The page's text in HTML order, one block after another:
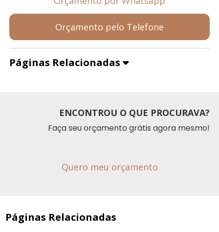
Orçamento pelo Telefone
Páginas Relacionadas
ENCONTROU O QUE PROCURAVA?
Faça seu orçamento grátis agora mesmo!
Quero meu orçamento
Páginas Relacionadas